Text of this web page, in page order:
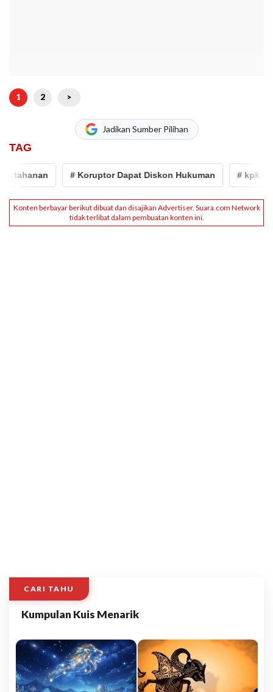
1 2 >
Jadikan Sumber Pilihan
TAG
# Koruptor Dapat Diskon Hukuman # kpk #
CARI TAHU
Kumpulan Kuis Menarik